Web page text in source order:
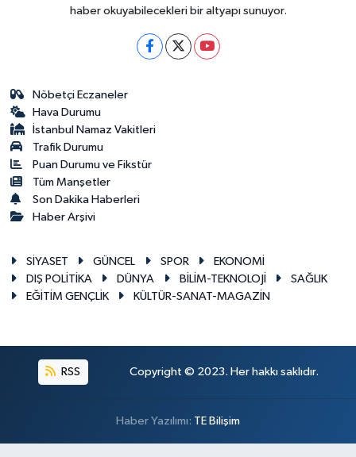
haber okuyabilecekleri bir altyapı sunuyor.
Nöbetçi Eczaneler
Hava Durumu
İstanbul Namaz Vakitleri
Trafik Durumu
Puan Durumu ve Fikstür
Tüm Manşetler
Son Dakika Haberleri
Haber Arşivi
SİYASET GÜNCEL SPOR
EKONOMİ
DIŞ POLİTİKA
DÜNYA BİLİM-TEKNOLOJİ
SAĞLIK
EĞİTİM GENÇLİK
KÜLTÜR-SANAT-MAGAZİN
RSS Copyright © 2023. Her hakkı saklıdır.
Haber Yazılımı: TE Bilişim